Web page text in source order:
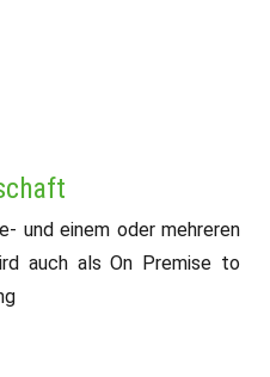
und einem oder mehreren
auch als On Premise to